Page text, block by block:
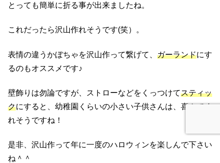
とっても簡単に折る事が出来ましたね。
これだったら沢山作れそうです(笑）。
表情の違うかぼちゃを沢山作って繋げて、 ガーランドにす
るのもオススメです♪
壁飾りは勿論ですが、ストローなどをくっつけてスティッ
クにすると、幼稚園くらいの小さい子供さんは、喜んでく
れそうですね！
是非、沢山作って年に一度のハロウィンを楽しんで下さい
ね＾＾